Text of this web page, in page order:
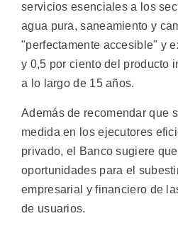
servicios esenciales a los
agua pura, saneamiento y
"perfectamente accesible" y
y 0,5 por ciento del producto
a lo largo de 15 años.
Además de recomendar que
medida en los ejecutores
privado, el Banco sugiere
oportunidades para el
empresarial y financiero de
de usuarios.